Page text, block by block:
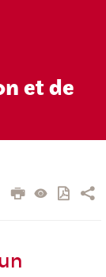
et de